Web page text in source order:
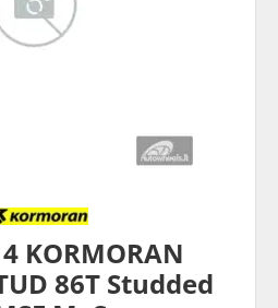
KORMORAN
86T Studded